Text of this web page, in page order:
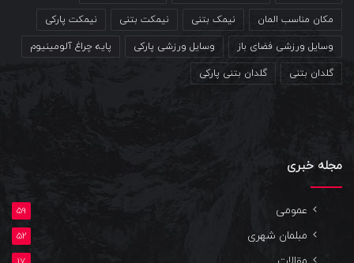
مکان مناسب المان نیمک بتنی نیمکت بتنی نیمکت پارکی
وسایل ورزشی فضای باز وسایل ورزشی پارکی پایه چراغ آلومینیوم
گلدان بتنی گلدان بتنی پارکی
مجله خبری
عمومی 59
مبلمان شهری 52